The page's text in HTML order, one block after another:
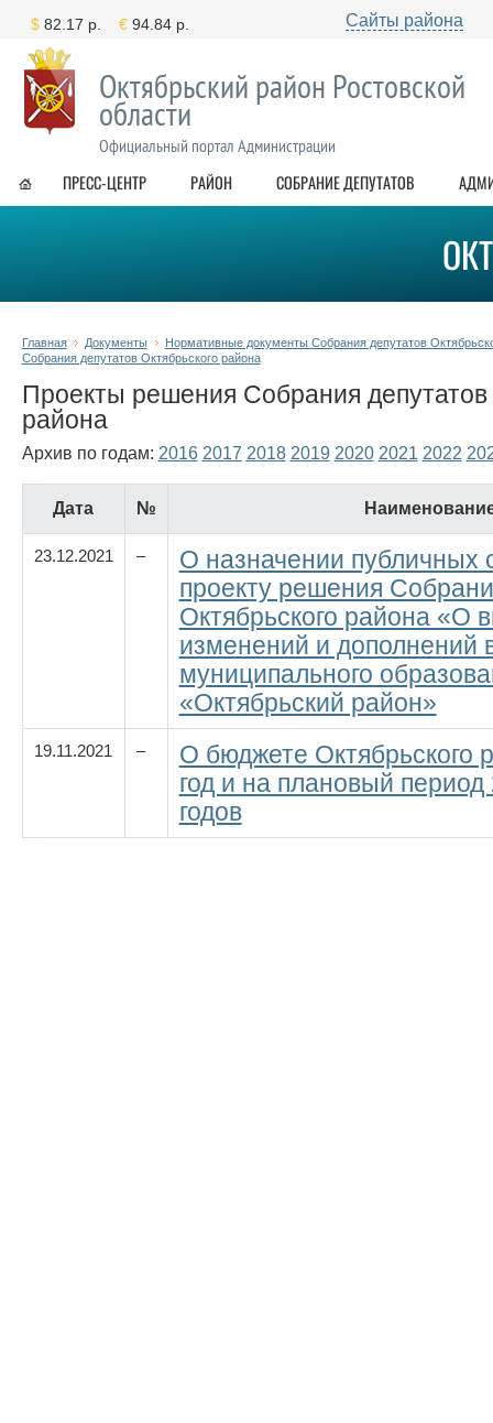
Сайты района
Октябрьский район Ростовской
области
Официальный портал Администрации
ПРЕСС-ЦЕНТР РАЙОН СОБРАНИЕ ДЕПУТАТОВ
Главная Документы
Нормативные документы Собрания депутатов
Собрания депутатов Октябрьского района
Проекты решения Собрания депутатов
района
Архив по годам: 2016 2017 2018 2019 2020 2021 2022
Дата №
23.12.2021 –
О назначении публичных
проекту решения
Октябрьского района «О
изменений и дополнений
муниципального
«Октябрьский район»
19.11.2021 –
О бюджете Октябрьского
год и на плановый
годов